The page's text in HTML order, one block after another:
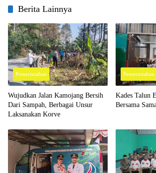
Berita Lainnya
Pemerintahan
Wujudkan Jalan Kamojang Bersih
Dari Sampah, Berbagai Unsur
Laksanakan Korve
Pemerintahan
Kades Talun
Bersama